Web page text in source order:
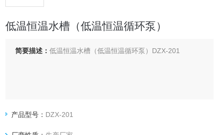
低温恒温水槽（低温恒温循环泵）
简要描述：低温恒温水槽（低温恒温循环泵）DZX-201
产品型号： DZX-201